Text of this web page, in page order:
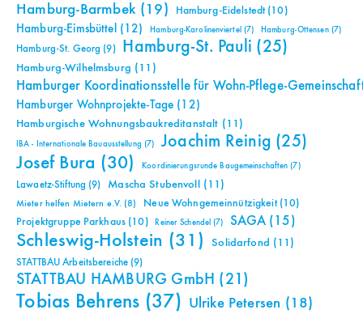
Hamburg-Barmbek(19) Hamburg-Eidelstedt(10)
Hamburg-Eimsbüttel (12) Hamburg-Karolinenviertel (7) Hamburg-Ottensen(7)
Hamburg-St. Georg (9) Hamburg-St. Pauli (25)
Hamburg-Wilhelmsburg (11)
Hamburger Koordinationsstelle für Wohn-Pflege-
Hamburger Wohnprojekte-Tage (12)
Hamburgische Wohnungsbaukreditanstalt (11)
IBA - Internationale Bauausstellung (7) Joachim Reinig (25)
Josef Bura (30) Koordinierungsrunde Baugemeinschaften (7)
Lawaetz-Stiftung (9) Mascha Stubenvoll (11)
Mieter helfen Mietern e.V. (8) Neue Wohngemeinnützigkeit(10)
Projektgruppe Parkhaus (10) Reiner Schendel (7) SAGA(15)
Schleswig-Holstein (31) Solidarfond (11)
STATTBAU Arbeitsbereiche (9)
STATTBAU HAMBURG GmbH (21)
Tobias Behrens (37) Ulrike Petersen (18)